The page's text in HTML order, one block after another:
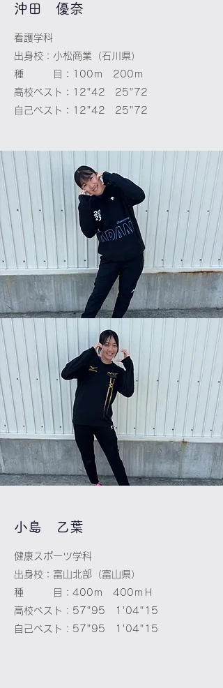
​沖田 優奈
看護学科
出身校：小松商業（石川県）
種 目：100ｍ 200ｍ
高校ベスト：12"42 25"72
自己ベスト：12"42 25"72
​小島 乙葉
健康スポーツ学科
出身校：富山北部（富山県）
種 目：400ｍ 400ｍＨ
高校ベスト：57"95 1'04"15
自己ベスト：57"95 1'04"15